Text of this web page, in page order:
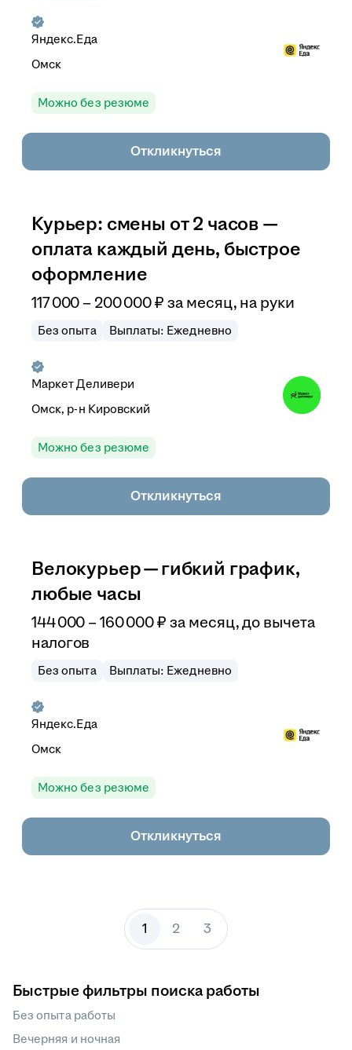
Яндекс.Еда
Омск
Можно без резюме
Откликнуться
Курьер: смены от 2 часов —
оплата каждый день, быстрое
оформление
117 000 – 200 000₽ за месяц, на руки
Без опыта Выплаты: Ежедневно
Маркет Деливери
Омск, р-н Кировский
Можно без резюме
Откликнуться
Велокурьер — гибкий график,
любые часы
144 000 –160 000₽ за месяц,до вычета
налогов
Без опыта Выплаты: Ежедневно
Яндекс.Еда
Омск
Можно без резюме
Откликнуться
1 2 3
Быстрые фильтры поиска работы
Без опыта работы
Вечерняя и ночная